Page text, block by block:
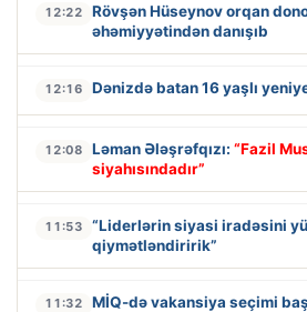
12:22
Rövşən Hüseynov orqan
əhəmiyyətindən danışıb
12:16 Dənizdə batan 16 yaşlı
12:08 Ləman Ələşrəfqızı: “Fazil
siyahısındadır”
11:53
“Liderlərin siyasi iradəsini
qiymətləndiririk”
11:32 MİQ-də vakansiya seçimi